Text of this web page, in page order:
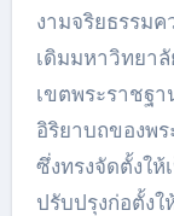
งามจริยธรรม
เดิมมหาวิทยา
เขตพระราชฐ
อิริยาบถของพร
ซึ่งทรงจัดตั้งใ
ปรับปรุงก่อตั้ง